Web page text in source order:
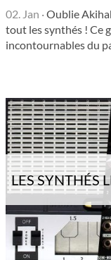
02. Jan ·Oublie
tout les synthés ! Ce
incontournables du
LES SYNTHÉS